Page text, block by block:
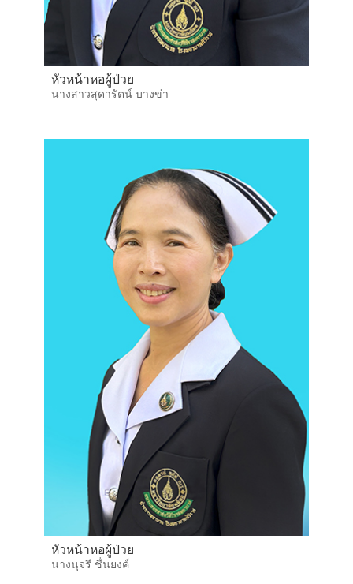
หัวหน้าหอผู้ป่วย
นางสาวสุดารัตน์ บางข่า
หัวหน้าหอผู้ป่วย
นางนุจรี ชื่นยงค์